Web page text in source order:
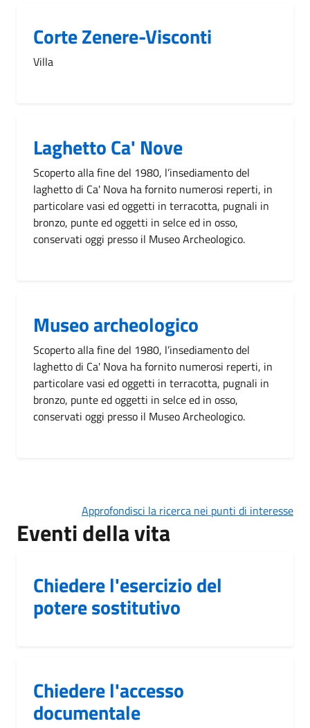
Corte Zenere-Visconti
Villa
Laghetto Ca' Nove
Scoperto alla fine del 1980, l’insediamento del
laghetto di Ca' Nova ha fornito numerosi reperti, in
particolare vasi ed oggetti in terracotta, pugnali in
bronzo, punte ed oggetti in selce ed in osso,
conservati oggi presso il Museo Archeologico.
Museo archeologico
Scoperto alla fine del 1980, l’insediamento del
laghetto di Ca' Nova ha fornito numerosi reperti, in
particolare vasi ed oggetti in terracotta, pugnali in
bronzo, punte ed oggetti in selce ed in osso,
conservati oggi presso il Museo Archeologico.
Approfondisci la ricerca nei punti di interesse
Eventi della vita
Chiedere l'esercizio del
potere sostitutivo
Chiedere l'accesso
documentale